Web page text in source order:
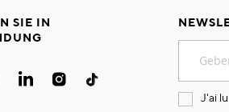
SIE IN
sich
für
J'ai